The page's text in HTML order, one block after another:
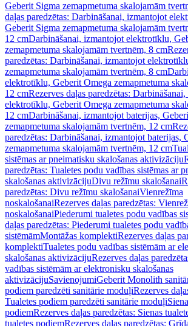
Geberit Sigma zemapmetuma skalojamām
daļas paredzētas: Darbināšanai, izmantojot
Geberit Sigma zemapmetuma skalojamām
12 cmDarbināšanai, izmantojot elektrotīklu,
zemapmetuma skalojamām tvertnēm, 8 cm
paredzētas: Darbināšanai, izmantojot
zemapmetuma skalojamām tvertnēm, 8 cm
elektrotīklu, Geberit Omega zemapmetuma
12 cmRezerves daļas paredzētas:
elektrotīklu, Geberit Omega zemapmetuma
12 cmDarbināšanai, izmantojot baterijas,
zemapmetuma skalojamām tvertnēm, 12 cm
paredzētas: Darbināšanai, izmantojot baterijas,
zemapmetuma skalojamām tvertnēm, 12 cm
sistēmas ar pneimatisku skalošanas aktivizāciju
paredzētas: Tualetes podu vadības sistēmas ar
skalošanas aktivizācijuDivu režīmu skalošanai
paredzētas: Divu režīmu skalošanaiVienrežīma
noskalošanaiRezerves daļas paredzētas:
noskalošanaiPiederumi tualetes podu vadības
daļas paredzētas: Piederumi tualetes podu
sistēmāmMontāžas komplektiRezerves daļas
komplektiTualetes podu vadības sistēmām ar
skalošanas aktivizācijuRezerves daļas
vadības sistēmām ar elektronisku skalošanas
aktivizācijuSavienojumiGeberit Monolith
podiem paredzēti sanitārie moduļiRezerves
Tualetes podiem paredzēti sanitārie moduļi
podiemRezerves daļas paredzētas: Sienas
tualetes podiemRezerves daļas paredzētas: